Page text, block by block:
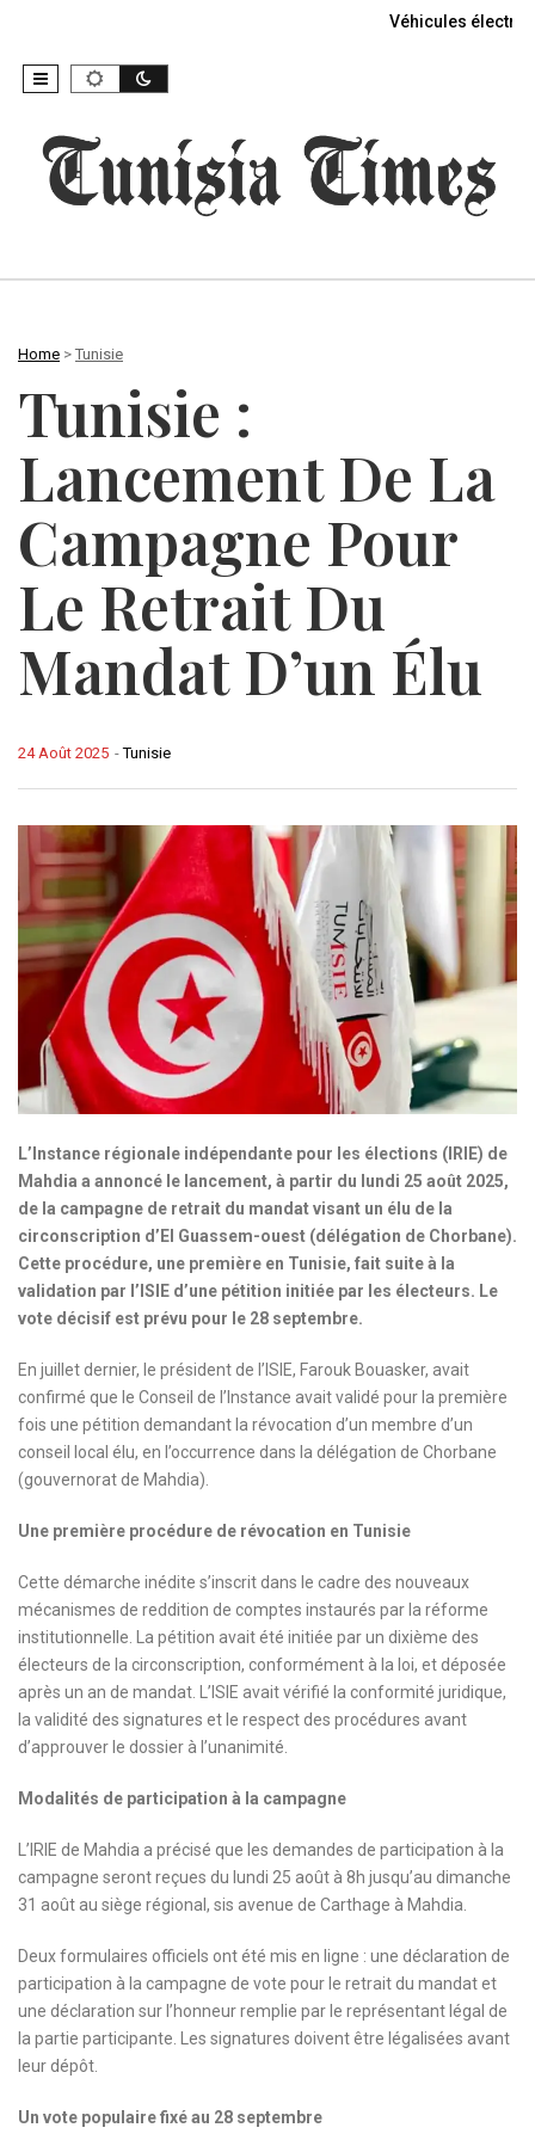
Véhicules
Home > Tunisie
Tunisie :
Lancement De La
Campagne Pour
Le Retrait Du
Mandat D’un Élu
-Tunisie
24 Août 2025
L’Instance régionale indépendante pour les élections (IRIE) de
Mahdia a annoncé le lancement, à partir du lundi 25 août 2025,
de la campagne de retrait du mandat visant un élu de la
circonscription d’El Guassem-ouest (délégation de Chorbane).
Cette procédure, une première en Tunisie, fait suite à la
validation par l’ISIE d’une pétition initiée par les électeurs. Le
vote décisif est prévu pour le 28 septembre.
En juillet dernier, le président de l’ISIE, Farouk Bouasker, avait
confirmé que le Conseil de l’Instance avait validé pour la première
fois une pétition demandant la révocation d’un membre d’un
conseil local élu, en l’occurrence dans la délégation de Chorbane
(gouvernorat de Mahdia).
Une première procédure de révocation en Tunisie
Cette démarche inédite s’inscrit dans le cadre des nouveaux
mécanismes de reddition de comptes instaurés par la réforme
institutionnelle. La pétition avait été initiée par un dixième des
électeurs de la circonscription, conformément à la loi, et déposée
après un an de mandat. L’ISIE avait vérifié la conformité juridique,
la validité des signatures et le respect des procédures avant
d’approuver le dossier à l’unanimité.
Modalités de participation à la campagne
L’IRIE de Mahdia a précisé que les demandes de participation à la
campagne seront reçues du lundi 25 août à 8h jusqu’au dimanche
31 août au siège régional, sis avenue de Carthage à Mahdia.
Deux formulaires officiels ont été mis en ligne : une déclaration de
participation à la campagne de vote pour le retrait du mandat et
une déclaration sur l’honneur remplie par le représentant légal de
la partie participante. Les signatures doivent être légalisées avant
leur dépôt.
Un vote populaire fixé au 28 septembre